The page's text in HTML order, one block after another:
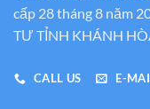
cấp 28 tháng 8 năm
TƯ TỈNH KHÁNH
CALL US E-